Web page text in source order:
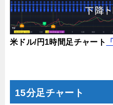
米ドル/円1時間足チャート
15分足チャート